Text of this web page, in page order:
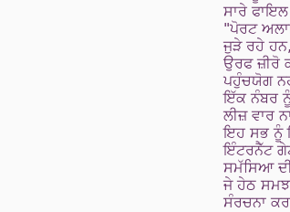
ਸਾਰੇ
"ਪੋਰਟ
ਜੁੜੇ ਰਹੇ
ਉਰਫ ਜ਼ੀਰੋ
ਪਹੁੰਚਯੋਗ
ਇੱਕ ਨੰਬਰ
ਲੀਜ਼ ਵਾਰ
ਇਹ ਸਭ ਨੂੰ
ਇੰਟਰਨੈੱਟ
ਸਮੱਸਿਆ
ਜੇ ਹੇਠ
ਸੰਰਚਨਾ